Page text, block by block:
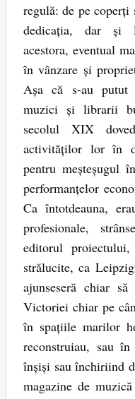
regulă: de pe
dedicaţia, dar şi
acestora, eventual
în vânzare şi
Aşa că s-au
muzici şi librarii
secolul XIX
activităţilor lor în
pentru meşteşugul
performanţelor
Ca întotdeauna,
profesionale,
editorul
strălucite, ca
ajunseseră chiar
Victoriei chiar pe
în spaţiile marilor
reconstruiau, sau
înşişi sau închiriind
magazine de